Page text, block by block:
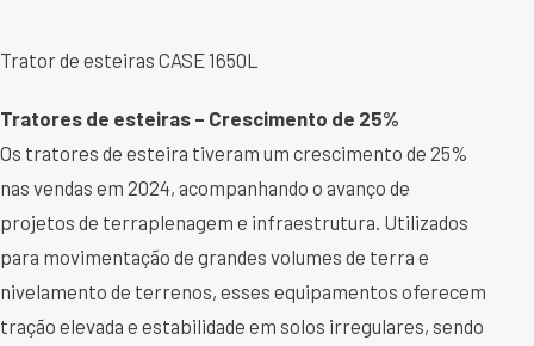
Trator de esteiras CASE 1650L
Tratores de esteiras – Crescimento de 25%
Os tratores de esteira tiveram um crescimento de 25%
nas vendas em 2024, acompanhando o avanço de
projetos de terraplenagem e infraestrutura. Utilizados
para movimentação de grandes volumes de terra e
nivelamento de terrenos, esses equipamentos oferecem
tração elevada e estabilidade em solos irregulares, sendo